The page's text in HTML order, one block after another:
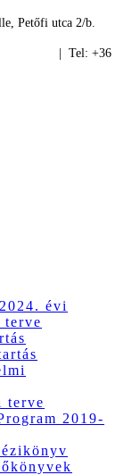
Petőfi utca 2/b.
| Tel: +36
évi
terve
terve
2019-